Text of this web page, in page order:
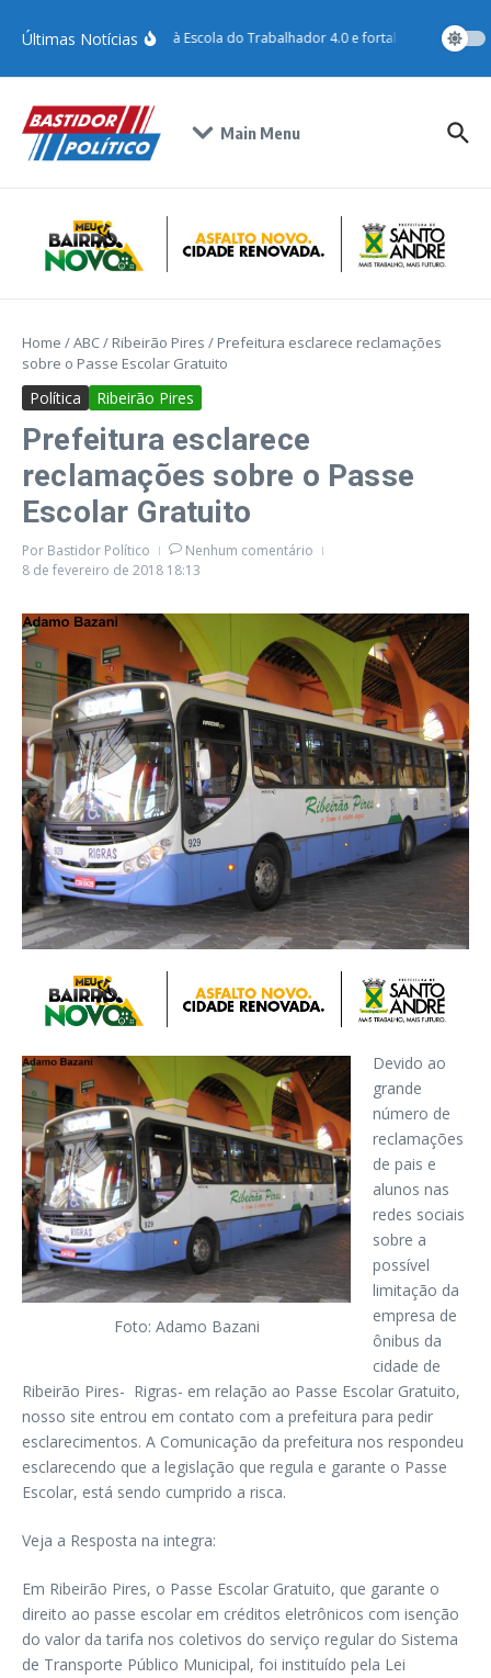
Últimas Notícias
Santo André adere à Escola do Trabalhador 4.0 e fortalece
Main Menu
Home /ABC/ Ribeirão Pires / Prefeitura esclarece reclamações
sobre o Passe Escolar Gratuito
Política Ribeirão Pires
Prefeitura esclarece
reclamações sobre o Passe
Escolar Gratuito
Por Bastidor Político
Nenhum comentário
8 de fevereiro de 2018 18:13
Foto: Adamo Bazani
Devido ao
grande
número de
reclamações
de pais e
alunos nas
redes sociais
sobre a
possível
limitação da
empresa de
ônibus da
cidade de
Ribeirão Pires- Rigras- em relação ao Passe Escolar Gratuito,
nosso site entrou em contato com a prefeitura para pedir
esclarecimentos. A Comunicação da prefeitura nos respondeu
esclarecendo que a legislação que regula e garante o Passe
Escolar, está sendo cumprido a risca.
Veja a Resposta na integra:
Em Ribeirão Pires, o Passe Escolar Gratuito, que garante o
direito ao passe escolar em créditos eletrônicos com isenção
do valor da tarifa nos coletivos do serviço regular do Sistema
de Transporte Público Municipal, foi instituído pela Lei